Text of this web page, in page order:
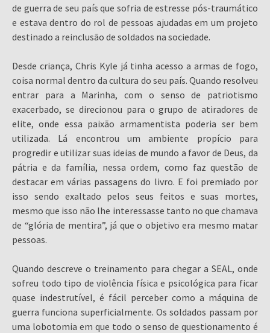
de guerra de seu país que sofria de estresse pós-traumático
e estava dentro do rol de pessoas ajudadas em um projeto
destinado a reinclusão de soldados na sociedade.
Desde criança, Chris Kyle já tinha acesso a armas de fogo,
coisa normal dentro da cultura do seu país. Quando resolveu
entrar para a Marinha, com o senso de patriotismo
exacerbado, se direcionou para o grupo de atiradores de
elite, onde essa paixão armamentista poderia ser bem
utilizada. Lá encontrou um ambiente propício para
progredir e utilizar suas ideias de mundo a favor de Deus, da
pátria e da família, nessa ordem, como faz questão de
destacar em várias passagens do livro. E foi premiado por
isso sendo exaltado pelos seus feitos e suas mortes,
mesmo que isso não lhe interessasse tanto no que chamava
de “glória de mentira”, já que o objetivo era mesmo matar
pessoas.
Quando descreve o treinamento para chegar a SEAL, onde
sofreu todo tipo de violência física e psicológica para ficar
quase indestrutível, é fácil perceber como a máquina de
guerra funciona superficialmente. Os soldados passam por
uma lobotomia em que todo o senso de questionamento é